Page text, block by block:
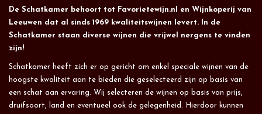
De Schatkamer behoort tot Favorietewijn.nl en Wijnkoperij van
Leeuwen dat al sinds 1969 kwaliteitswijnen levert. In de
Schatkamer staan diverse wijnen die vrijwel nergens te vinden
zijn!
Schatkamer heeft zich er op gericht om enkel speciale wijnen van de
hoogste kwaliteit aan te bieden die geselecteerd zijn op basis van
een schat aan ervaring. Wij selecteren de wijnen op basis van prijs,
druifsoort, land en eventueel ook de gelegenheid. Hierdoor kunnen